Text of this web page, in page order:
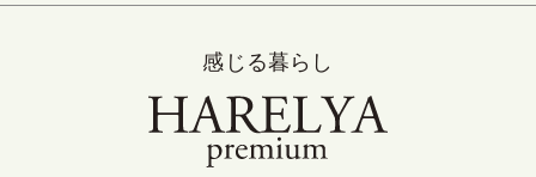
感じる暮らし